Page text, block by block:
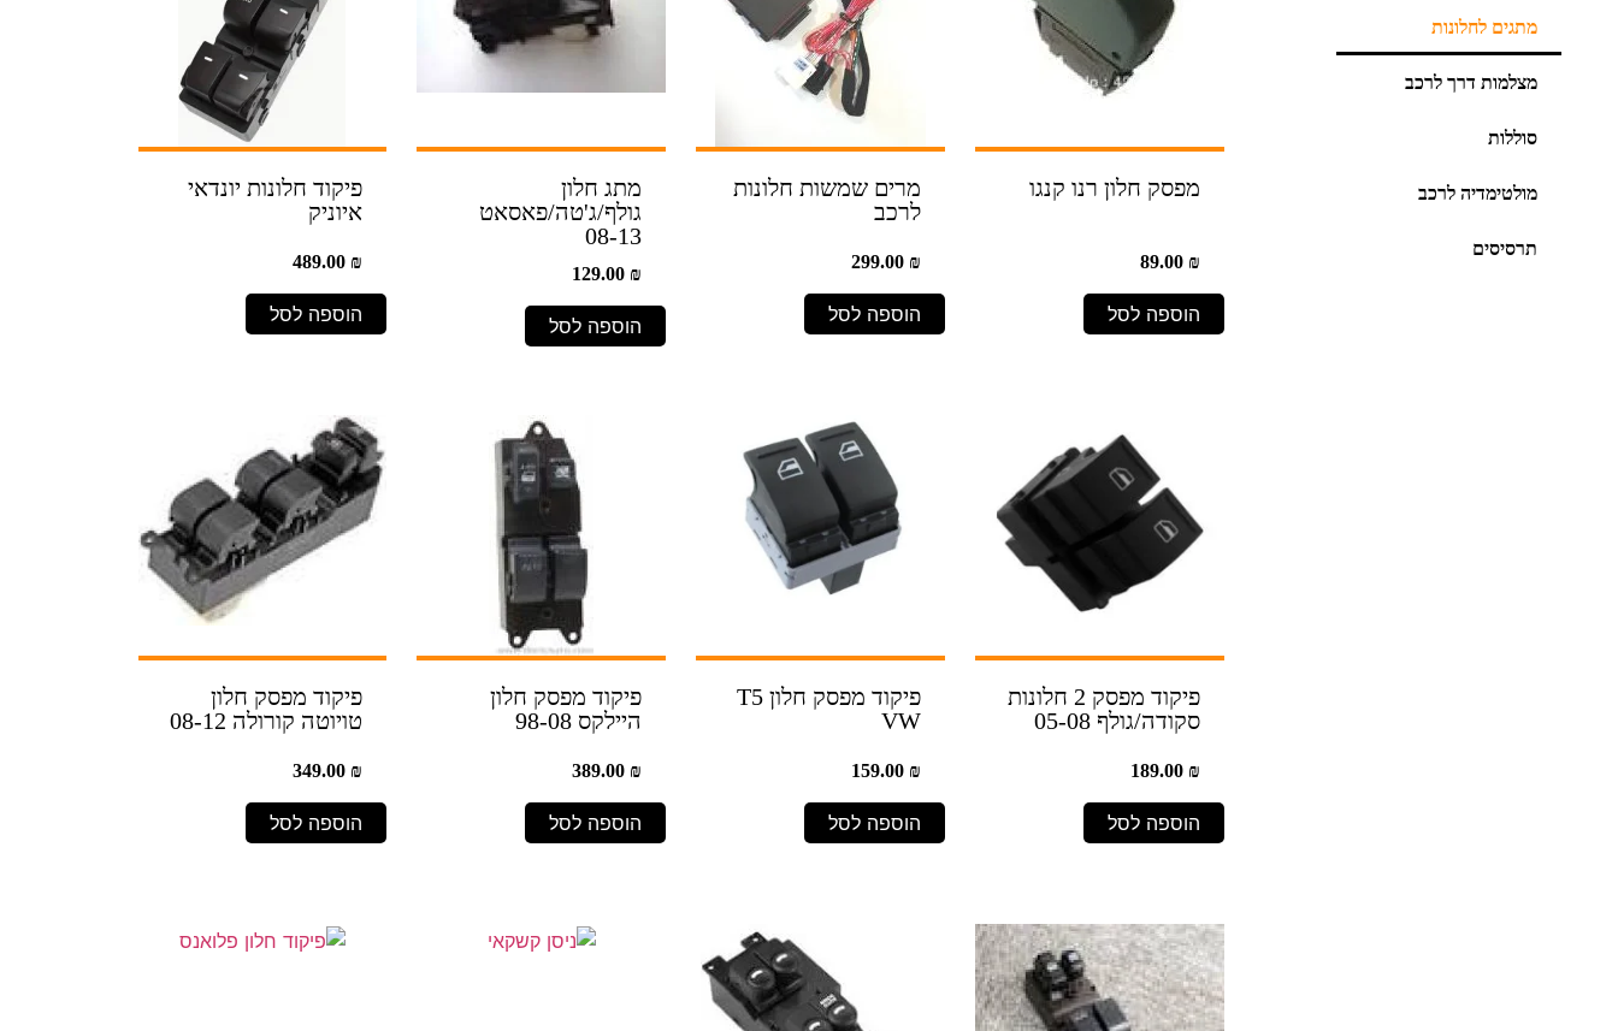
מתגים לחלונות
מצלמות דרך לרכב
סוללות
מולטימדיה לרכב
תרסיסים
מפסק חלון רנו קנגו
89.00 ₪
הוספה לסל
מרים שמשות חלונות
לרכב
299.00 ₪
הוספה לסל
מתג חלון
גולף/ג'טה/פאסאט
08-13
129.00 ₪
הוספה לסל
פיקוד חלונות יונדאי
איוניק
489.00 ₪
הוספה לסל
פיקוד מפסק 2 חלונות
סקודה/גולף 05-08
189.00 ₪
הוספה לסל
פיקוד מפסק חלון T5
VW
159.00 ₪
הוספה לסל
פיקוד מפסק חלון
היילקס 98-08
389.00 ₪
הוספה לסל
פיקוד מפסק חלון
טויוטה קורולה 08-12
349.00 ₪
הוספה לסל